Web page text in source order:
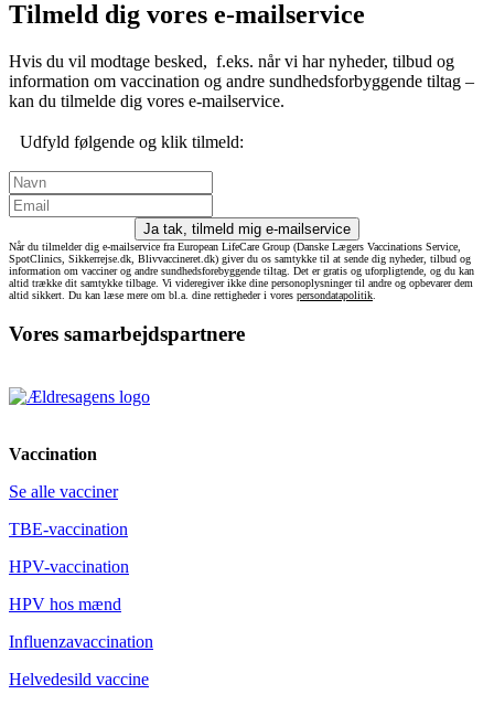
Tilmeld dig vores e-mailservice
Hvis du vil modtage besked, f.eks. når vi har nyheder, tilbud og
information om vaccination og andre sundhedsforbyggende tiltag –
kan du tilmelde dig vores e-mailservice.
Udfyld følgende og klik tilmeld:
Ja tak, tilmeld mig e-mailservice
Når du tilmelder dig e-mailservice fra European LifeCare Group (Danske Lægers Vaccinations Service,
SpotClinics, Sikkerrejse.dk, Blivvaccineret.dk) giver du os samtykke til at sende dig nyheder, tilbud og
information om vacciner og andre sundhedsforebyggende tiltag. Det er gratis og uforpligtende, og du kan
altid trække dit samtykke tilbage. Vi videregiver ikke dine personoplysninger til andre og opbevarer dem
altid sikkert. Du kan læse mere om bl.a. dine rettigheder i vores persondatapolitik.
Vores samarbejdspartnere
Vaccination
Se alle vacciner
TBE-vaccination
HPV-vaccination
HPV hos mænd
Influenzavaccination
Helvedesild vaccine